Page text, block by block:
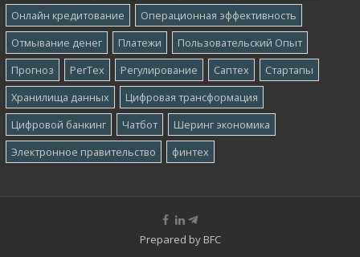
Онлайн кредитование
Операционная эффективность
Отмывание денег
Платежи
Пользовательский Опыт
Прогноз
РегТех Регулирование Саптех
Стартапы
Хранилища данных
Цифровая трансформация
Цифровой банкинг
Чатбот
Шеринг экономика
Электронное правительство
финтех
Prepared by BFC